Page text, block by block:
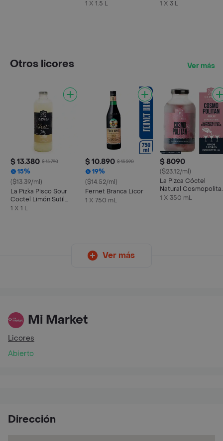
1.5 L
1 X 1.5 L 1 X 3 L
Otros licores Ver más
$ 13.380 $ 15.790
15%
($13.39/ml)
La Pizka Pisco Sour
Coctel Limón Sutil
Clásico
1 X 1 L
$ 10.890 $ 13.590
19%
($14.52/ml)
Fernet Branca Licor
1 X 750 mL
$ 8090
($23.12/ml)
La Pizca Cóctel
Natural
350 cc
1 X 350 mL
Ver más
Mi Market
Licores
Abierto
Dirección